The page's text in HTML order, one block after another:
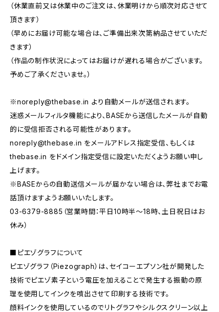
（休業直前又は休業中のご注文は、休業明けから順次対応させて
頂きます）
（早めにお届け可能な場合は、ご準備出来次第納品させていただ
きます）
（作品の制作状況によってはお届けが遅れる場合がございます。
予めご了承くださいませ。）
※noreply@thebase.in より自動メールが送信されます。
迷惑メールフィルタ機能により、BASEから送信したメールが自動
的に受信拒否される可能性があります。
noreply@thebase.in をメールアドレス指定受信、もしくは
thebase.in をドメイン指定受信に設定いただくようお願い申し
上げます。
※BASEからの自動送信メールが届かない場合は、弊社までお電
話頂けますようお願いいたします。
03-6379-8885（営業時間：平日10時半〜18時、土日祝日はお
休み）
■ピエゾグラフについて
ピエゾグラフ（Piezograph）は、セイコーエプソン社が開発した
技術でピエゾ素子という電圧を加えることで発生する振動の原
理を使用してインクを噴出させて印刷する技術です。
顔料インクを使用しているのでリトグラフやシルクスクリーン以上